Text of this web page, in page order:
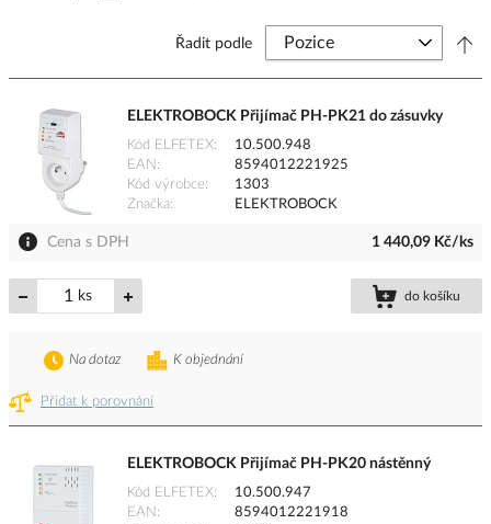
Řadit podle
ELEKTROBOCK Přijímač PH-PK21 do zásuvky
Kód ELFETEX
10.500.948
EAN
8594012221925
Kód výrobce
1303
Značka
ELEKTROBOCK
Cena s DPH 1 440,09 Kč/ks
ks do košíku
Přidat k porovnání
K objednání
Na dotaz
ELEKTROBOCK Přijímač PH-PK20 nástěnný
Kód ELFETEX
10.500.947
EAN
8594012221918